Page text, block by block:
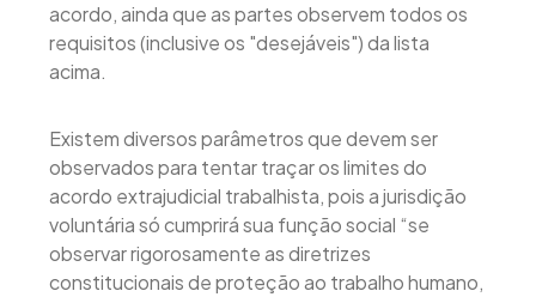
acordo, ainda que as partes observem todos os
requisitos (inclusive os "desejáveis") da lista
acima.
Existem diversos parâmetros que devem ser
observados para tentar traçar os limites do
acordo extrajudicial trabalhista, pois a jurisdição
voluntária só cumprirá sua função social “se
observar rigorosamente as diretrizes
constitucionais de proteção ao trabalho humano,